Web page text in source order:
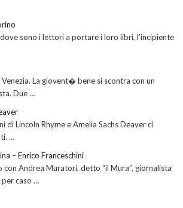
sono i lettori a portare i loro libri, l’incipiente
La giovent� bene si scontra con un
Due …
di Lincoln Rhyme e Amelia Sachs Deaver ci
…
– Enrico Franceschini
Andrea Muratori, detto “il Mura”, giornalista
caso …